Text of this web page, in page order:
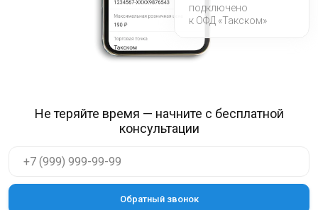
Не теряйте время — начните с бесплатной
консультации
подключено
к ОФД «Такском»